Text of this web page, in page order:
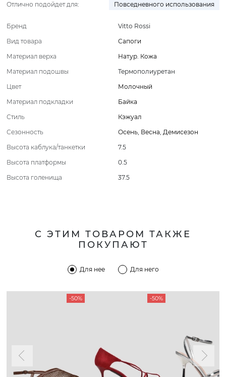
Отлично подойдет для: Повседневного использования
Бренд
Vitto Rossi
Вид товара
Сапоги
Материал верха
Натур. Кожа
Материал подошвы
Термополиуретан
Цвет
Молочный
Материал подкладки
Байка
Стиль
Кэжуал
Сезонность
Осень, Весна, Демисезон
Высота каблука/танкетки
7.5
Высота платформы
0.5
Высота голенища
37.5
С ЭТИМ ТОВАРОМ ТАКЖЕ
ПОКУПАЮТ
Для нее Для него
-50% -50%